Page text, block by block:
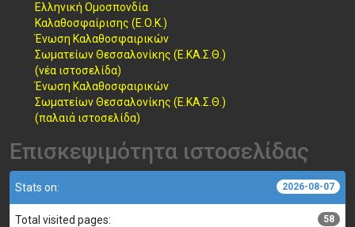
Ελληνική Ομοσπονδία
Καλαθοσφαίρισης (Ε.Ο.Κ.)
Ένωση Καλαθοσφαιρικών
Σωματείων Θεσσαλονίκης (Ε.ΚΑ.Σ.Θ.)
(νέα ιστοσελίδα)
Ένωση Καλαθοσφαιρικών
Σωματείων Θεσσαλονίκης (Ε.ΚΑ.Σ.Θ.)
(παλαιά ιστοσελίδα)
Επισκεψιμότητα ιστοσελίδας
Stats on: 2026-08-07
Total visited pages: 58